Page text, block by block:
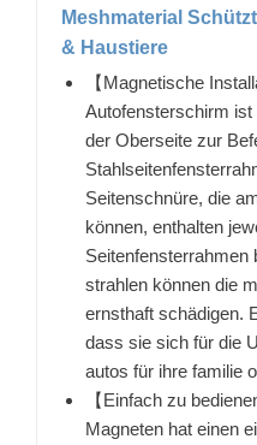
Meshmaterial
& Haustiere
【Magnetische
Autofensterschirm
der Oberseite zur
Seitenschnüre, die
können, enthalten
Seitenfensterrahmen
strahlen können die
ernsthaft schädigen.
dass sie sich für die
autos für ihre familie
【Einfach zu
Magneten hat einen